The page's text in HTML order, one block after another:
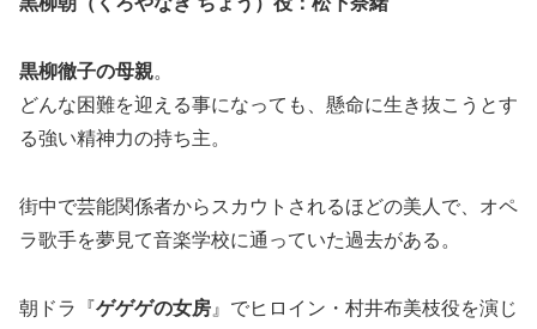
黒柳徹子の母親。
どんな困難を迎える事になっても、懸命に生き抜こうとす
る強い精神力の持ち主。
街中で芸能関係者からスカウトされるほどの美人で、オペ
ラ歌手を夢見て音楽学校に通っていた過去がある。
朝ドラ『ゲゲゲの女房 』でヒロイン・村井布美枝役を演じ